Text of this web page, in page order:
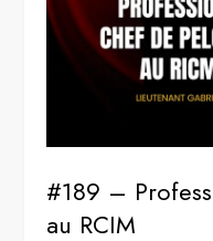
#189 –
au RCIM